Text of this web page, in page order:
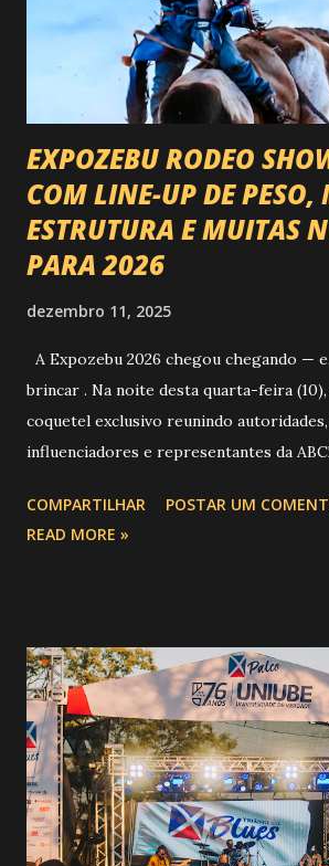
EXPOZEBU RODEO
COM LINE-UP DE PESO,
ESTRUTURA E MUITAS
PARA 2026
dezembro 11, 2025
A Expozebu 2026 chegou chegando —
brincar . Na noite desta quarta-feira
coquetel exclusivo reunindo
influenciadores e representantes da
festa : a chegada do Campeonato de
do Circuito Rancho Primavera (CRP) , a
impacto é tão grande que o evento até
agora é Expozebu Rodeo Shows . E
@circuitoranchoprimavera 🎤 LINE-UP
VAI ESTREMECER O PARQUE Serão
24, 25, 30 de abril e 02 de maio , com
da música brasileira , contemplando
piseiro e sofrência nível hard: Gusttavo
COMPARTILHAR
POSTAR UM
READ MORE »